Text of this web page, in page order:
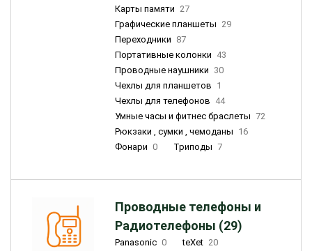
Карты памяти 27
Графические планшеты 29
Переходники 87
Портативные колонки 43
Проводные наушники 30
Чехлы для планшетов 1
Чехлы для телефонов 44
Умные часы и фитнес браслеты 72
Рюкзаки , сумки , чемоданы 16
Фонари 0 Триподы 7
Проводные телефоны и
Радиотелефоны (29)
Panasonic 0 teXet 20